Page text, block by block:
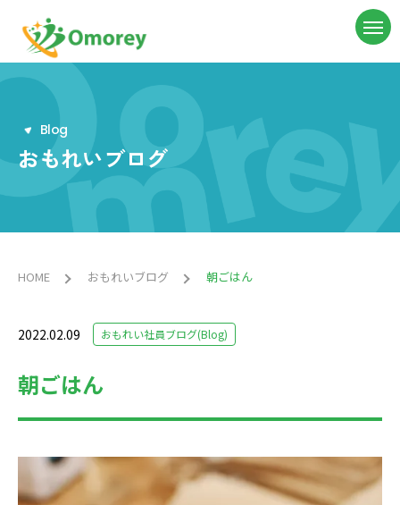
Blog
おもれいブログ
HOME おもれいブログ 朝ごはん
2022.02.09 おもれい社員ブログ(Blog)
朝ごはん